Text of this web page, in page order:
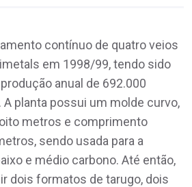
contínuo de quatro veios
em 1998/99, tendo sido
anual de 692.000
planta possui um molde curvo,
metros e comprimento
sendo usada para a
e médio carbono. Até então,
dois formatos de tarugo, dois